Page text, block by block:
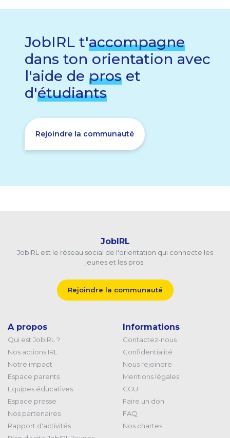
JobIRL t'accompagne
dans ton orientation avec
l'aide de pros et
d'étudiants
Rejoindre la communauté
JobIRL
JobIRL est le réseau social de l'orientation qui connecte les
jeunes et les pros.
Rejoindre la communauté
A propos
Qui est JobIRL ?
Nos actions IRL
Notre impact
Espace parents
Equipes éducatives
Espace presse
Nos partenaires
Rapport d'activités
Informations
Contactez-nous
Confidentialité
Nous rejoindre
Mentions légales
CGU
Faire un don
FAQ
Nos chartes